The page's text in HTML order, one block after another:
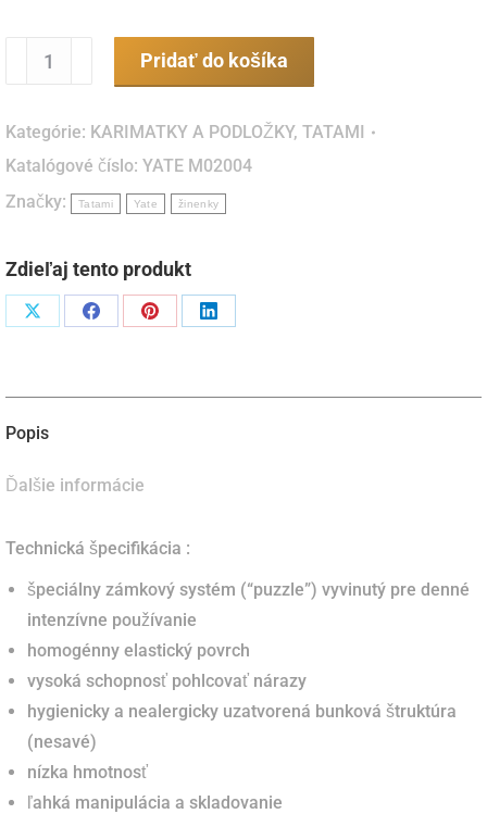
množstvo
TATAMI
20
červená/modrá
1x1
Pridať do košíka
Kategórie: KARIMATKY A PODLOŽKY, TATAMI
Katalógové číslo: YATE M02004
Značky:
Tatami Yate žinenky
Zdieľaj tento produkt
Podiel Podiel Podiel Podiel
Popis
Ďalšie informácie
Technická špecifikácia :
špeciálny zámkový systém (“puzzle”) vyvinutý pre denné
intenzívne používanie
homogénny elastický povrch
vysoká schopnosť pohlcovať nárazy
hygienicky a nealergicky uzatvorená bunková štruktúra
(nesavé)
nízka hmotnosť
ľahká manipulácia a skladovanie